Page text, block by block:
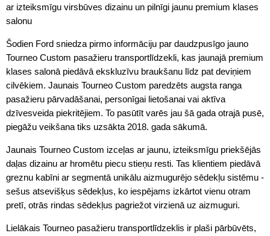
ar izteiksmīgu virsbūves dizainu un pilnīgi jaunu premium klases
salonu
Šodien Ford sniedza pirmo informāciju par daudzpusīgo jauno
Tourneo Custom pasažieru transportlīdzekli, kas jaunajā premium
klases salonā piedāvā ekskluzīvu braukšanu līdz pat deviņiem
cilvēkiem. Jaunais Tourneo Custom paredzēts augsta ranga
pasažieru pārvadāšanai, personīgai lietošanai vai aktīva
dzīvesveida piekritējiem. To pasūtīt varēs jau šā gada otrajā pusē,
piegāžu veikšana tiks uzsākta 2018. gada sākumā.
Jaunais Tourneo Custom izceļas ar jaunu, izteiksmīgu priekšējās
daļas dizainu ar hromētu piecu stieņu resti. Tas klientiem piedāvā
greznu kabīni ar segmentā unikālu aizmugurējo sēdekļu sistēmu -
sešus atsevišķus sēdekļus, ko iespējams izkārtot vienu otram
pretī, otrās rindas sēdekļus pagriežot virzienā uz aizmuguri.
Lielākais Tourneo pasažieru transportlīdzeklis ir plaši pārbūvēts,